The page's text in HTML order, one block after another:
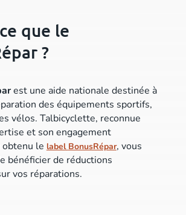
que le
?
est une aide nationale destinée à
des équipements sportifs,
vélos. Talbicyclette, reconnue
et son engagement
obtenu le label BonusRépar, vous
bénéficier de réductions
vos réparations.